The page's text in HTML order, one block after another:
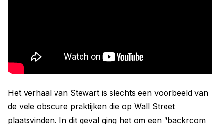
Het verhaal van Stewart is slechts een voorbeeld van
de vele obscure praktijken die op Wall Street
plaatsvinden. In dit geval ging het om een “backroom